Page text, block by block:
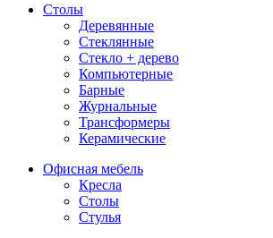
Столы
Деревянные
Стеклянные
Стекло + дерево
Компьютерные
Барные
Журнальные
Трансформеры
Керамические
Офисная мебель
Кресла
Столы
Стулья